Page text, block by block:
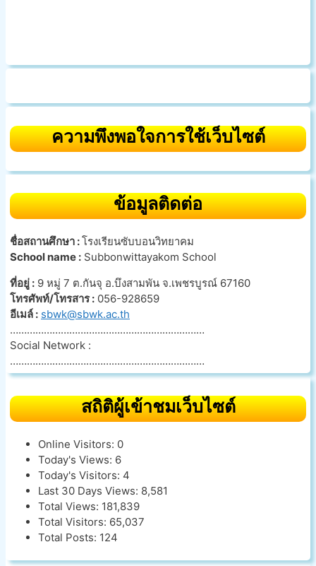
ความพึงพอใจการใช้เว็บไซต์
ข้อมูลติดต่อ
ชื่อสถานศึกษา :โรงเรียนซับบอนวิทยาคม
School name : Subbonwittayakom School
ที่อยู่ : 9 หมู่ 7 ต.กันจุ อ.บึงสามพัน จ.เพชรบูรณ์ 67160
โทรศัพท์/โทรสาร : 056-928659
อีเมล์ : sbwk@sbwk.ac.th
……………………………………………………………
Social Network :
……………………………………………………………
สถิติผู้เข้าชมเว็บไซต์
Online Visitors: 0
Today's Views: 6
Today's Visitors: 4
Last 30 Days Views: 8,581
Total Views: 181,839
Total Visitors: 65,037
Total Posts: 124